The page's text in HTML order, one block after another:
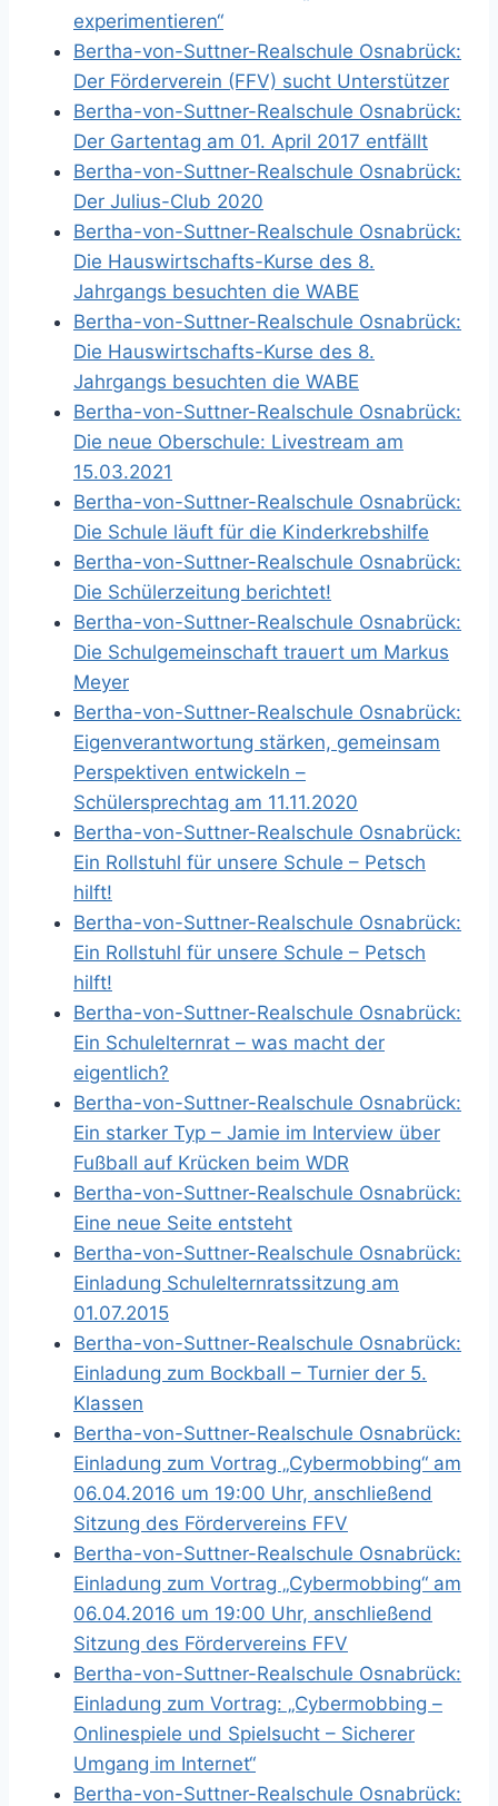
experimentieren“
Bertha-von-Suttner-Realschule Osnabrück:
Der Förderverein (FFV) sucht Unterstützer
Bertha-von-Suttner-Realschule Osnabrück:
Der Gartentag am 01. April 2017 entfällt
Bertha-von-Suttner-Realschule Osnabrück:
Der Julius-Club 2020
Bertha-von-Suttner-Realschule Osnabrück:
Die Hauswirtschafts-Kurse des 8.
Jahrgangs besuchten die WABE
Bertha-von-Suttner-Realschule Osnabrück:
Die Hauswirtschafts-Kurse des 8.
Jahrgangs besuchten die WABE
Bertha-von-Suttner-Realschule Osnabrück:
Die neue Oberschule: Livestream am
15.03.2021
Bertha-von-Suttner-Realschule Osnabrück:
Die Schule läuft für die Kinderkrebshilfe
Bertha-von-Suttner-Realschule Osnabrück:
Die Schülerzeitung berichtet!
Bertha-von-Suttner-Realschule Osnabrück:
Die Schulgemeinschaft trauert um Markus
Meyer
Bertha-von-Suttner-Realschule Osnabrück:
Eigenverantwortung stärken, gemeinsam
Perspektiven entwickeln –
Schülersprechtag am 11.11.2020
Bertha-von-Suttner-Realschule Osnabrück:
Ein Rollstuhl für unsere Schule – Petsch
hilft!
Bertha-von-Suttner-Realschule Osnabrück:
Ein Rollstuhl für unsere Schule – Petsch
hilft!
Bertha-von-Suttner-Realschule Osnabrück:
Ein Schulelternrat – was macht der
eigentlich?
Bertha-von-Suttner-Realschule Osnabrück:
Ein starker Typ – Jamie im Interview über
Fußball auf Krücken beim WDR
Bertha-von-Suttner-Realschule Osnabrück:
Eine neue Seite entsteht
Bertha-von-Suttner-Realschule Osnabrück:
Einladung Schulelternratssitzung am
01.07.2015
Bertha-von-Suttner-Realschule Osnabrück:
Einladung zum Bockball – Turnier der 5.
Klassen
Bertha-von-Suttner-Realschule Osnabrück:
Einladung zum Vortrag „Cybermobbing“ am
06.04.2016 um 19:00 Uhr, anschließend
Sitzung des Fördervereins FFV
Bertha-von-Suttner-Realschule Osnabrück:
Einladung zum Vortrag „Cybermobbing“ am
06.04.2016 um 19:00 Uhr, anschließend
Sitzung des Fördervereins FFV
Bertha-von-Suttner-Realschule Osnabrück:
Einladung zum Vortrag: „Cybermobbing –
Onlinespiele und Spielsucht – Sicherer
Umgang im Internet“
Bertha-von-Suttner-Realschule Osnabrück: